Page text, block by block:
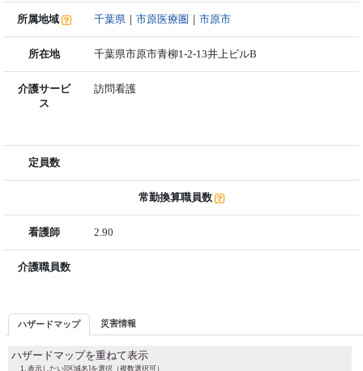
所属地域 千葉県 ｜市原医療圏 ｜市原市
所在地 千葉県市原市青柳1-2-13井上ビルB
介護サービ
ス
訪問看護
定員数
常勤換算職員数
看護師 2.90
介護職員数
ハザードマップ 災害情報
ハザードマップを重ねて表示
表示したい[区域名]を選択（複数選択可）